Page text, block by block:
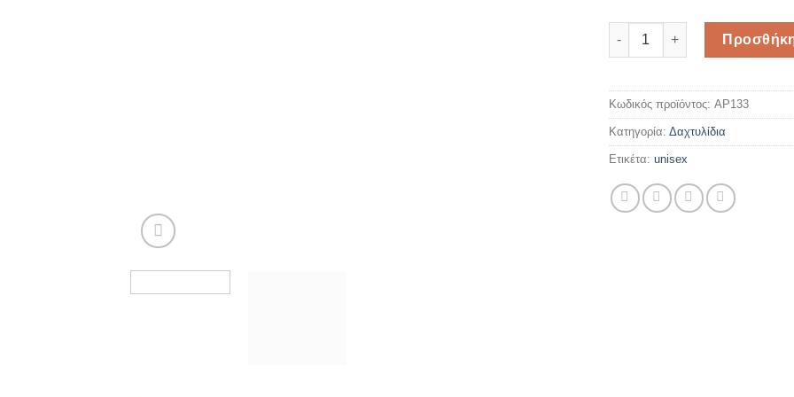
Unisex ασημένιο δαχτυλίδι
Κωδικός προϊόντος: AP133
Κατηγορία: Δαχτυλίδια
Ετικέτα: unisex